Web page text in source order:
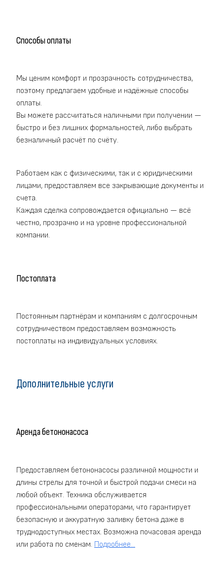
Способы оплаты
Мы ценим комфорт и прозрачность сотрудничества,
поэтому предлагаем удобные и надёжные способы
оплаты.
Вы можете рассчитаться наличными при получении —
быстро и без лишних формальностей, либо выбрать
безналичный расчёт по счёту.
Работаем как с физическими, так и с юридическими
лицами, предоставляем все закрывающие документы и
счета.
Каждая сделка сопровождается официально — всё
честно, прозрачно и на уровне профессиональной
компании.
Постоплата
Постоянным партнёрам и компаниям с долгосрочным
сотрудничеством предоставляем возможность
постоплаты на индивидуальных условиях.
Дополнительные услуги
Аренда бетононасоса
Предоставляем бетононасосы различной мощности и
длины стрелы для точной и быстрой подачи смеси на
любой объект. Техника обслуживается
профессиональными операторами, что гарантирует
безопасную и аккуратную заливку бетона даже в
труднодоступных местах. Возможна почасовая аренда
или работа по сменам. Подробнее...